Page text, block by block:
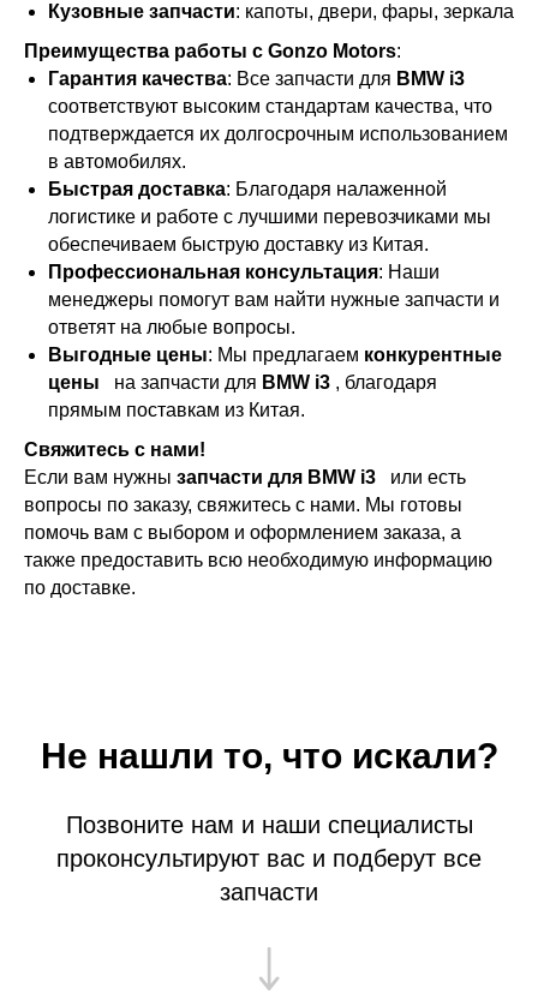
Кузовные запчасти: капоты, двери, фары, зеркала
Преимущества работы с Gonzo Motors:
Гарантия качества: Все запчасти для BMW i3
соответствуют высоким стандартам качества, что
подтверждается их долгосрочным использованием
в автомобилях.
Быстрая доставка: Благодаря налаженной
логистике и работе с лучшими перевозчиками мы
обеспечиваем быструю доставку из Китая.
Профессиональная консультация: Наши
менеджеры помогут вам найти нужные запчасти и
ответят на любые вопросы.
Выгодные цены: Мы предлагаем конкурентные
цены
на запчасти для BMW i3 , благодаря
прямым поставкам из Китая.
Свяжитесь с нами!
Если вам нужны запчасти для BMW i3
или есть
вопросы по заказу, свяжитесь с нами. Мы готовы
помочь вам с выбором и оформлением заказа, а
также предоставить всю необходимую информацию
по доставке.
Не нашли то, что искали?
Позвоните нам и наши специалисты
проконсультируют вас и подберут все
запчасти